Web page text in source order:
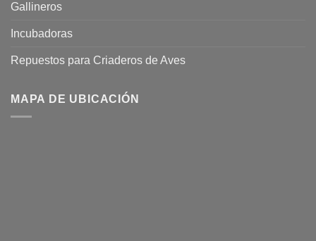
Gallineros
Incubadoras
Repuestos para Criaderos de Aves
MAPA DE UBICACIÓN